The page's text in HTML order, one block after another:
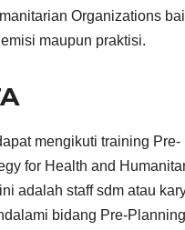
Organizations
maupun praktisi.
mengikuti training Pre-
for Health and
adalah staff sdm atau
bidang Pre-Planning